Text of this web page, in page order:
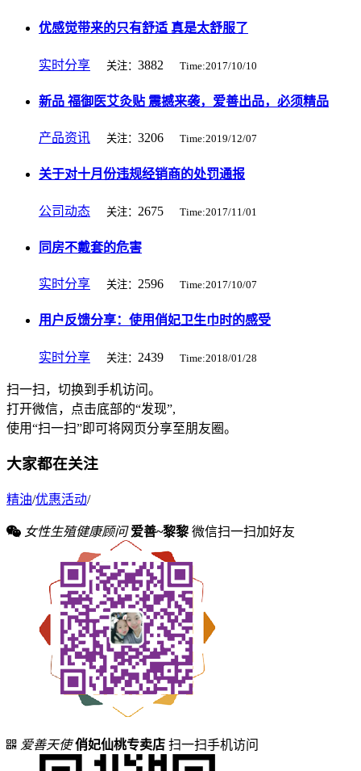
优感觉带来的只有舒适 真是太舒服了
实时分享 关注： 3882 Time:2017/10/10
新品 福御医艾灸贴 震撼来袭，爱善出品，必须精品
产品资讯 关注： 3206 Time:2019/12/07
关于对十月份违规经销商的处罚通报
公司动态 关注： 2675 Time:2017/11/01
同房不戴套的危害
实时分享 关注： 2596 Time:2017/10/07
用户反馈分享：使用俏妃卫生巾时的感受
实时分享 关注： 2439 Time:2018/01/28
扫一扫，切换到手机访问。
打开微信，点击底部的“发现”,
使用“扫一扫”即可将网页分享至朋友圈。
大家都在关注
精油/优惠活动/
女性生殖健康顾问 爱善~黎黎 微信扫一扫加好友
爱善天使 俏妃仙桃专卖店 扫一扫手机访问